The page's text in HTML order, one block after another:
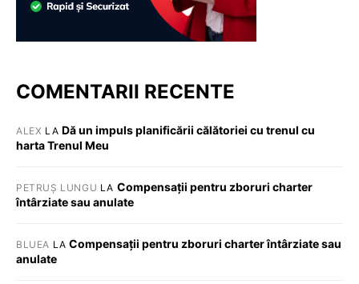
COMENTARII RECENTE
ALEX LA Dă un impuls planificării călătoriei cu trenul cu
harta Trenul Meu
PETRUȘ LUNGU LA Compensații pentru zboruri charter
întârziate sau anulate
BLUEA LACompensații pentru zboruri charter întârziate sau
anulate